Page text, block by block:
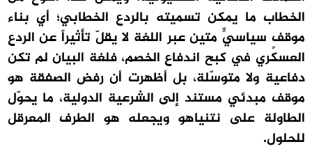
الخطاب ما يمكن تسميته بالردع الخطابي؛ أي بناء
موقفٍ سياسيٍّ متين عبر اللغة لا يقلّ تأثيراً عن الردع
العسكري في كبح اندفاع الخصم، فلغة البيان لم تكن
دفاعية ولا متوسّلة، بل أظهرت أن رفض الصفقة هو
موقف مبدئي مستند إلى الشرعية الدولية، ما يحوّل
الطاولة على نتنياهو ويجعله هو الطرف المعرقل
للحلول.